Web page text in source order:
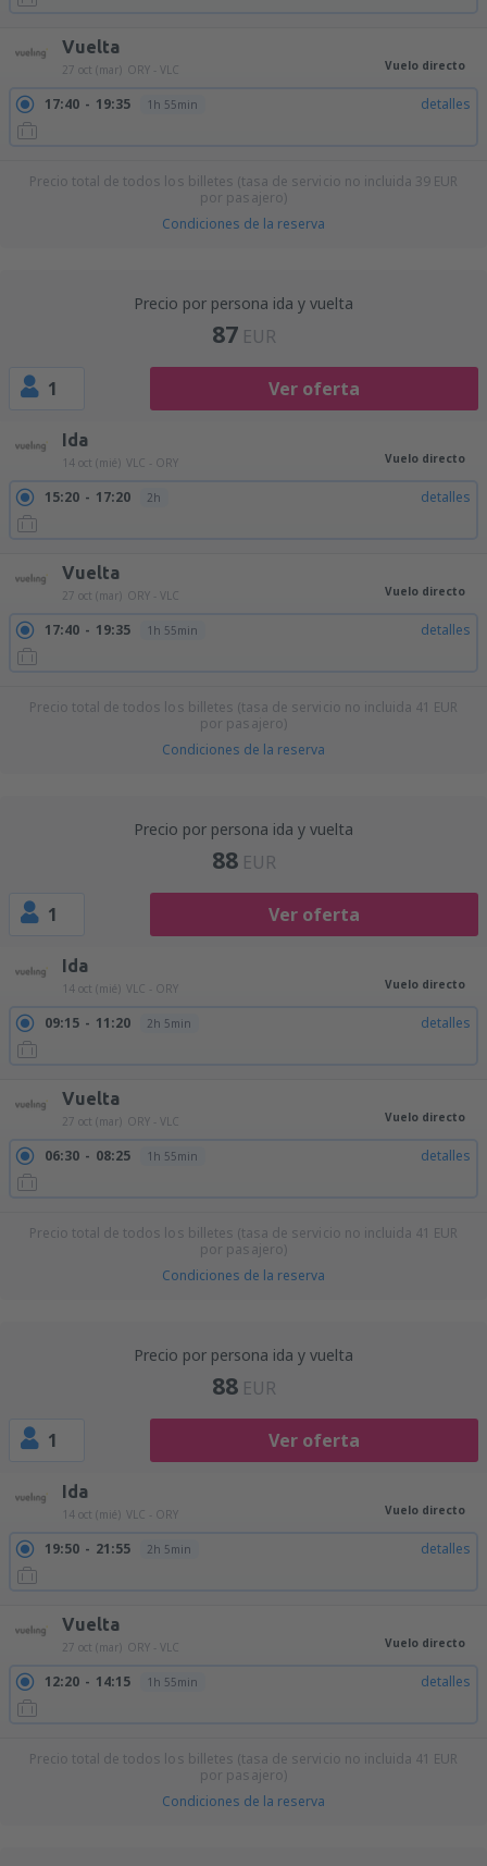
Vuelta
27 oct (mar) ORY - VLC Vuelo directo
17:40 19:35 1h 55min detalles
Precio total de todos los billetes (tasa de servicio no incluida 39 EUR
por pasajero)
Condiciones de la reserva
Precio por persona ida y vuelta
87 EUR
1 Ver oferta
Ida
14 oct (mié) VLC - ORY Vuelo directo
15:20 17:20 2h detalles
Vuelta
27 oct (mar) ORY - VLC Vuelo directo
17:40 19:35 1h 55min detalles
Precio total de todos los billetes (tasa de servicio no incluida 41 EUR
por pasajero)
Condiciones de la reserva
Precio por persona ida y vuelta
88 EUR
1 Ver oferta
Ida
14 oct (mié) VLC - ORY Vuelo directo
09:15 11:20 2h 5min detalles
Vuelta
27 oct (mar) ORY - VLC Vuelo directo
06:30 08:25 1h 55min detalles
Precio total de todos los billetes (tasa de servicio no incluida 41 EUR
por pasajero)
Condiciones de la reserva
Precio por persona ida y vuelta
88 EUR
1 Ver oferta
Ida
14 oct (mié) VLC - ORY Vuelo directo
19:50 21:55 2h 5min detalles
Vuelta
27 oct (mar) ORY - VLC Vuelo directo
12:20 14:15 1h 55min detalles
Precio total de todos los billetes (tasa de servicio no incluida 41 EUR
por pasajero)
Condiciones de la reserva